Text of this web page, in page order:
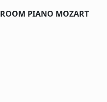
PIANO MOZART